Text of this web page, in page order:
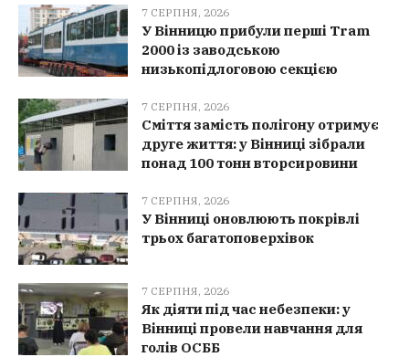
7 СЕРПНЯ, 2026
У Вінницю прибули перші Tram
2000 із заводською
низькопідлоговою секцією
7 СЕРПНЯ, 2026
Сміття замість полігону отримує
друге життя: у Вінниці зібрали
понад 100 тонн вторсировини
7 СЕРПНЯ, 2026
У Вінниці оновлюють покрівлі
трьох багатоповерхівок
7 СЕРПНЯ, 2026
Як діяти під час небезпеки: у
Вінниці провели навчання для
голів ОСББ